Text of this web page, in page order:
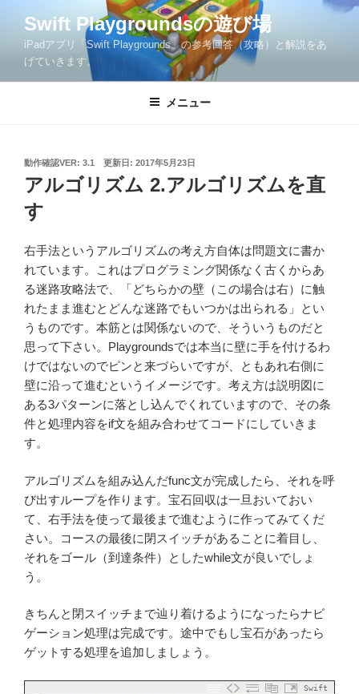
ツ
Swift Playgroundsの遊び場
iPadアプリ「Swift Playgrounds」の参考回答（攻略）と解説をあ
げていきます。
メニュー
動作確認VER: 3.1 更新日: 投
稿
日:
2017年5月23日
アルゴリズム 2.アルゴリズムを直
す
右手法というアルゴリズムの考え方自体は問題文に書か
れています。これはプログラミング関係なく古くからあ
る迷路攻略法で、「どちらかの壁（この場合は右）に触
れたまま進むとどんな迷路でもいつかは出られる」とい
うものです。本筋とは関係ないので、そういうものだと
思って下さい。Playgroundsでは本当に壁に手を付けるわ
けではないのでピンと来づらいですが、ともあれ右側に
壁に沿って進むというイメージです。考え方は説明図に
ある3パターンに落とし込んでくれていますので、その条
件と処理内容をif文を組み合わせてコードにしていきま
す。
アルゴリズムを組み込んだfunc文が完成したら、それを呼
び出すループを作ります。宝石回収は一旦おいておい
て、右手法を使って最後まで進むように作ってみてくだ
さい。コースの最後に閉スイッチがあることに着目し、
それをゴール（到達条件）としたwhile文が良いでしょ
う。
きちんと閉スイッチまで辿り着けるようになったらナビ
ゲーション処理は完成です。途中でもし宝石があったら
ゲットする処理を追加しましょう。
Swift